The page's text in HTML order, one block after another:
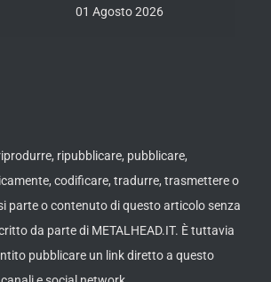
01 Agosto 2026
ripubblicare, pubblicare,
codificare, tradurre, trasmettere o
parte o contenuto di questo articolo senza
da parte di METALHEAD.IT. È tuttavia
pubblicare un link diretto a questo